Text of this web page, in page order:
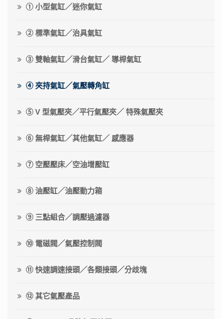
① 小型氣缸／迷你氣缸
② 標準氣缸／治具氣缸
③ 雙軸氣缸／滑台氣缸／ 導桿氣缸
④ 夾持氣缸／氣壓轉角缸
⑤ V 型氣壓夾／平行氣壓夾／ 特殊氣壓夾
⑥ 無桿氣缸／其他氣缸／ 感應器
⑦ 空壓壓床／空油增壓缸
⑧ 油壓缸／油壓動力箱
⑨ 三點組合／調壓過濾器
⑩ 電磁閥／氣壓控制閥
⑪ 快速調速接頭／各類接頭／分歧塊
⑫ 其它氣壓產品